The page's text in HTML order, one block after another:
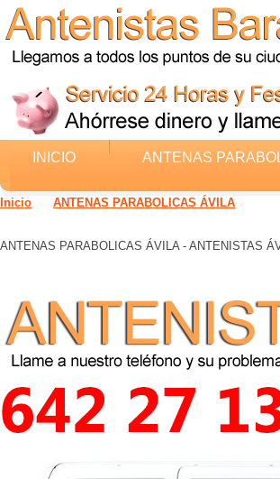
INICIO ANTENAS
Inicio ANTENAS PARABOLICAS ÁVILA
ANTENAS PARABOLICAS ÁVILA - ANTENISTAS